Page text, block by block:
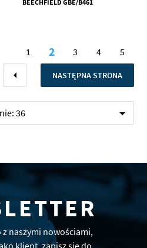
BEECHFIELD GBE/B461
Strona
Poprzednie
Strona
1 Aktualnie czytasz
2 Strona
3 Strona
4 5
STRONA
NASTĘPNA STRONA
36
z naszymi nowościami,
klient, zapisz się do